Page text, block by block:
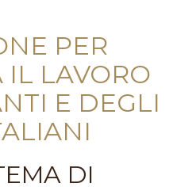
PER
LAVORO
E DEGLI
DI